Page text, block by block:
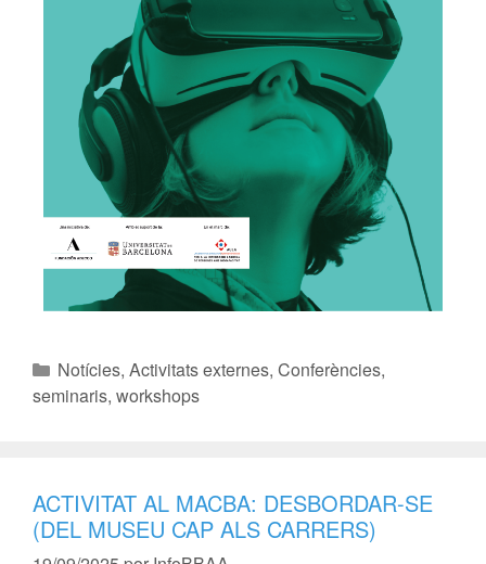
Notícies, Activitats externes, Conferències,
seminaris, workshops
ACTIVITAT AL MACBA: DESBORDAR-SE
(DEL MUSEU CAP ALS CARRERS)